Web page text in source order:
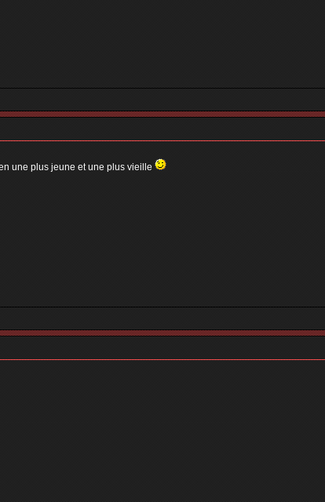
une plus jeune et une plus vieille